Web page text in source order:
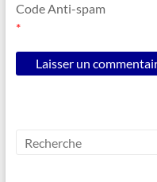
Code Anti-spam
*